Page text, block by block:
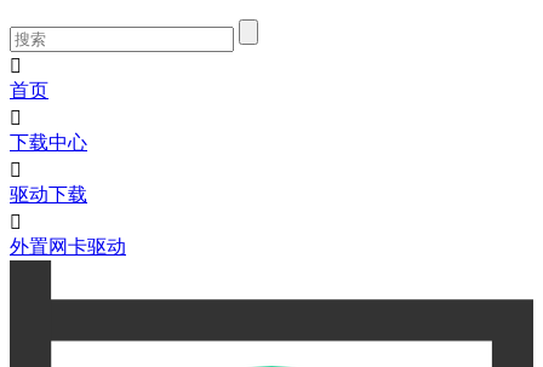

首页

下载中心

驱动下载

外置网卡驱动